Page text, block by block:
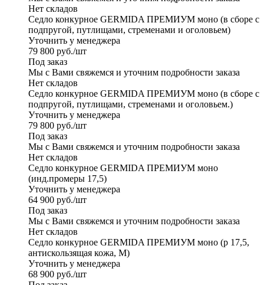
Нет складов
Седло конкурное GERMIDA ПРЕМИУМ моно (в сборе с
подпругой, путлищами, стременами и оголовьем)
Уточнить у менеджера
79 800 руб./шт
Под заказ
Мы с Вами свяжемся и уточним подробности заказа
Нет складов
Седло конкурное GERMIDA ПРЕМИУМ моно (в сборе с
подпругой, путлищами, стременами и оголовьем.)
Уточнить у менеджера
79 800 руб./шт
Под заказ
Мы с Вами свяжемся и уточним подробности заказа
Нет складов
Седло конкурное GERMIDA ПРЕМИУМ моно
(инд.промеры 17,5)
Уточнить у менеджера
64 900 руб./шт
Под заказ
Мы с Вами свяжемся и уточним подробности заказа
Нет складов
Седло конкурное GERMIDA ПРЕМИУМ моно (р 17,5,
антискользящая кожа, М)
Уточнить у менеджера
68 900 руб./шт